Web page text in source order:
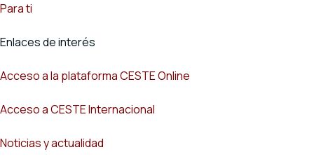
Para ti
Enlaces de interés
Acceso a la plataforma CESTE Online
Acceso a CESTE Internacional
Noticias y actualidad